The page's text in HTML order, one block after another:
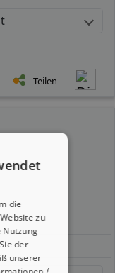
Teilen
die
zu
Nutzung
der
unserer